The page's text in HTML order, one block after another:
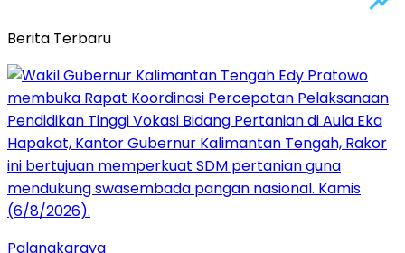
Berita Terbaru
Palangkaraya